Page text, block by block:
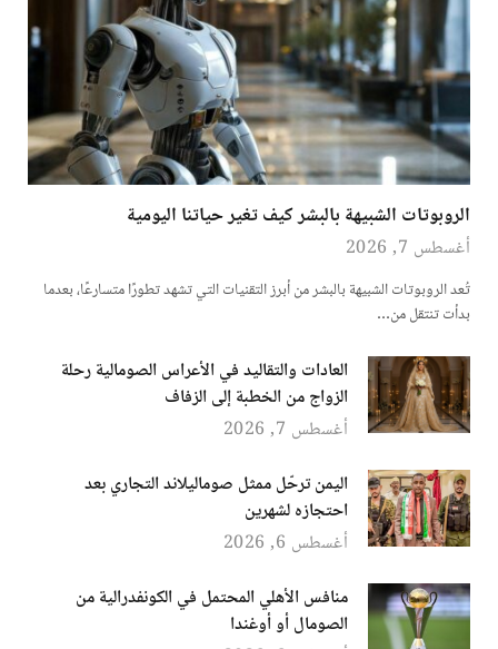
الروبوتات الشبيهة بالبشر كيف تغير حياتنا اليومية
أغسطس 7, 2026
تُعد الروبوتات الشبيهة بالبشر من أبرز التقنيات التي تشهد تطورًا متسارعًا، بعدما
بدأت تنتقل من…
العادات والتقاليد في الأعراس الصومالية رحلة
الزواج من الخطبة إلى الزفاف
أغسطس 7, 2026
اليمن ترحّل ممثل صوماليلاند التجاري بعد
احتجازه لشهرين
أغسطس 6, 2026
منافس الأهلي المحتمل في الكونفدرالية من
الصومال أو أوغندا